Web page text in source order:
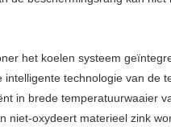
het koelen systeem
intelligente technologie van de
in brede temperatuurwaaier
niet-oxydeert materieel zink